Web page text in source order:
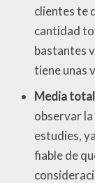
clientes te
cantidad
bastantes
tiene unas
Media
observar
estudies,
fiable de